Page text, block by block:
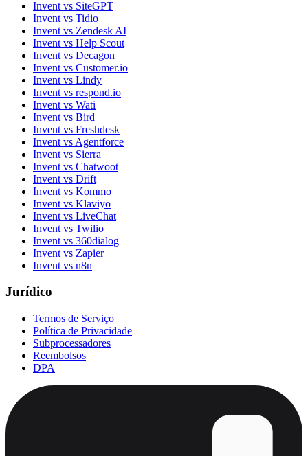
Invent vs SiteGPT
Invent vs Tidio
Invent vs Zendesk AI
Invent vs Help Scout
Invent vs Decagon
Invent vs Customer.io
Invent vs Lindy
Invent vs respond.io
Invent vs Wati
Invent vs Bird
Invent vs Freshdesk
Invent vs Agentforce
Invent vs Sierra
Invent vs Chatwoot
Invent vs Drift
Invent vs Kommo
Invent vs Klaviyo
Invent vs LiveChat
Invent vs Twilio
Invent vs 360dialog
Invent vs Zapier
Invent vs n8n
Jurídico
Termos de Serviço
Política de Privacidade
Subprocessadores
Reembolsos
DPA